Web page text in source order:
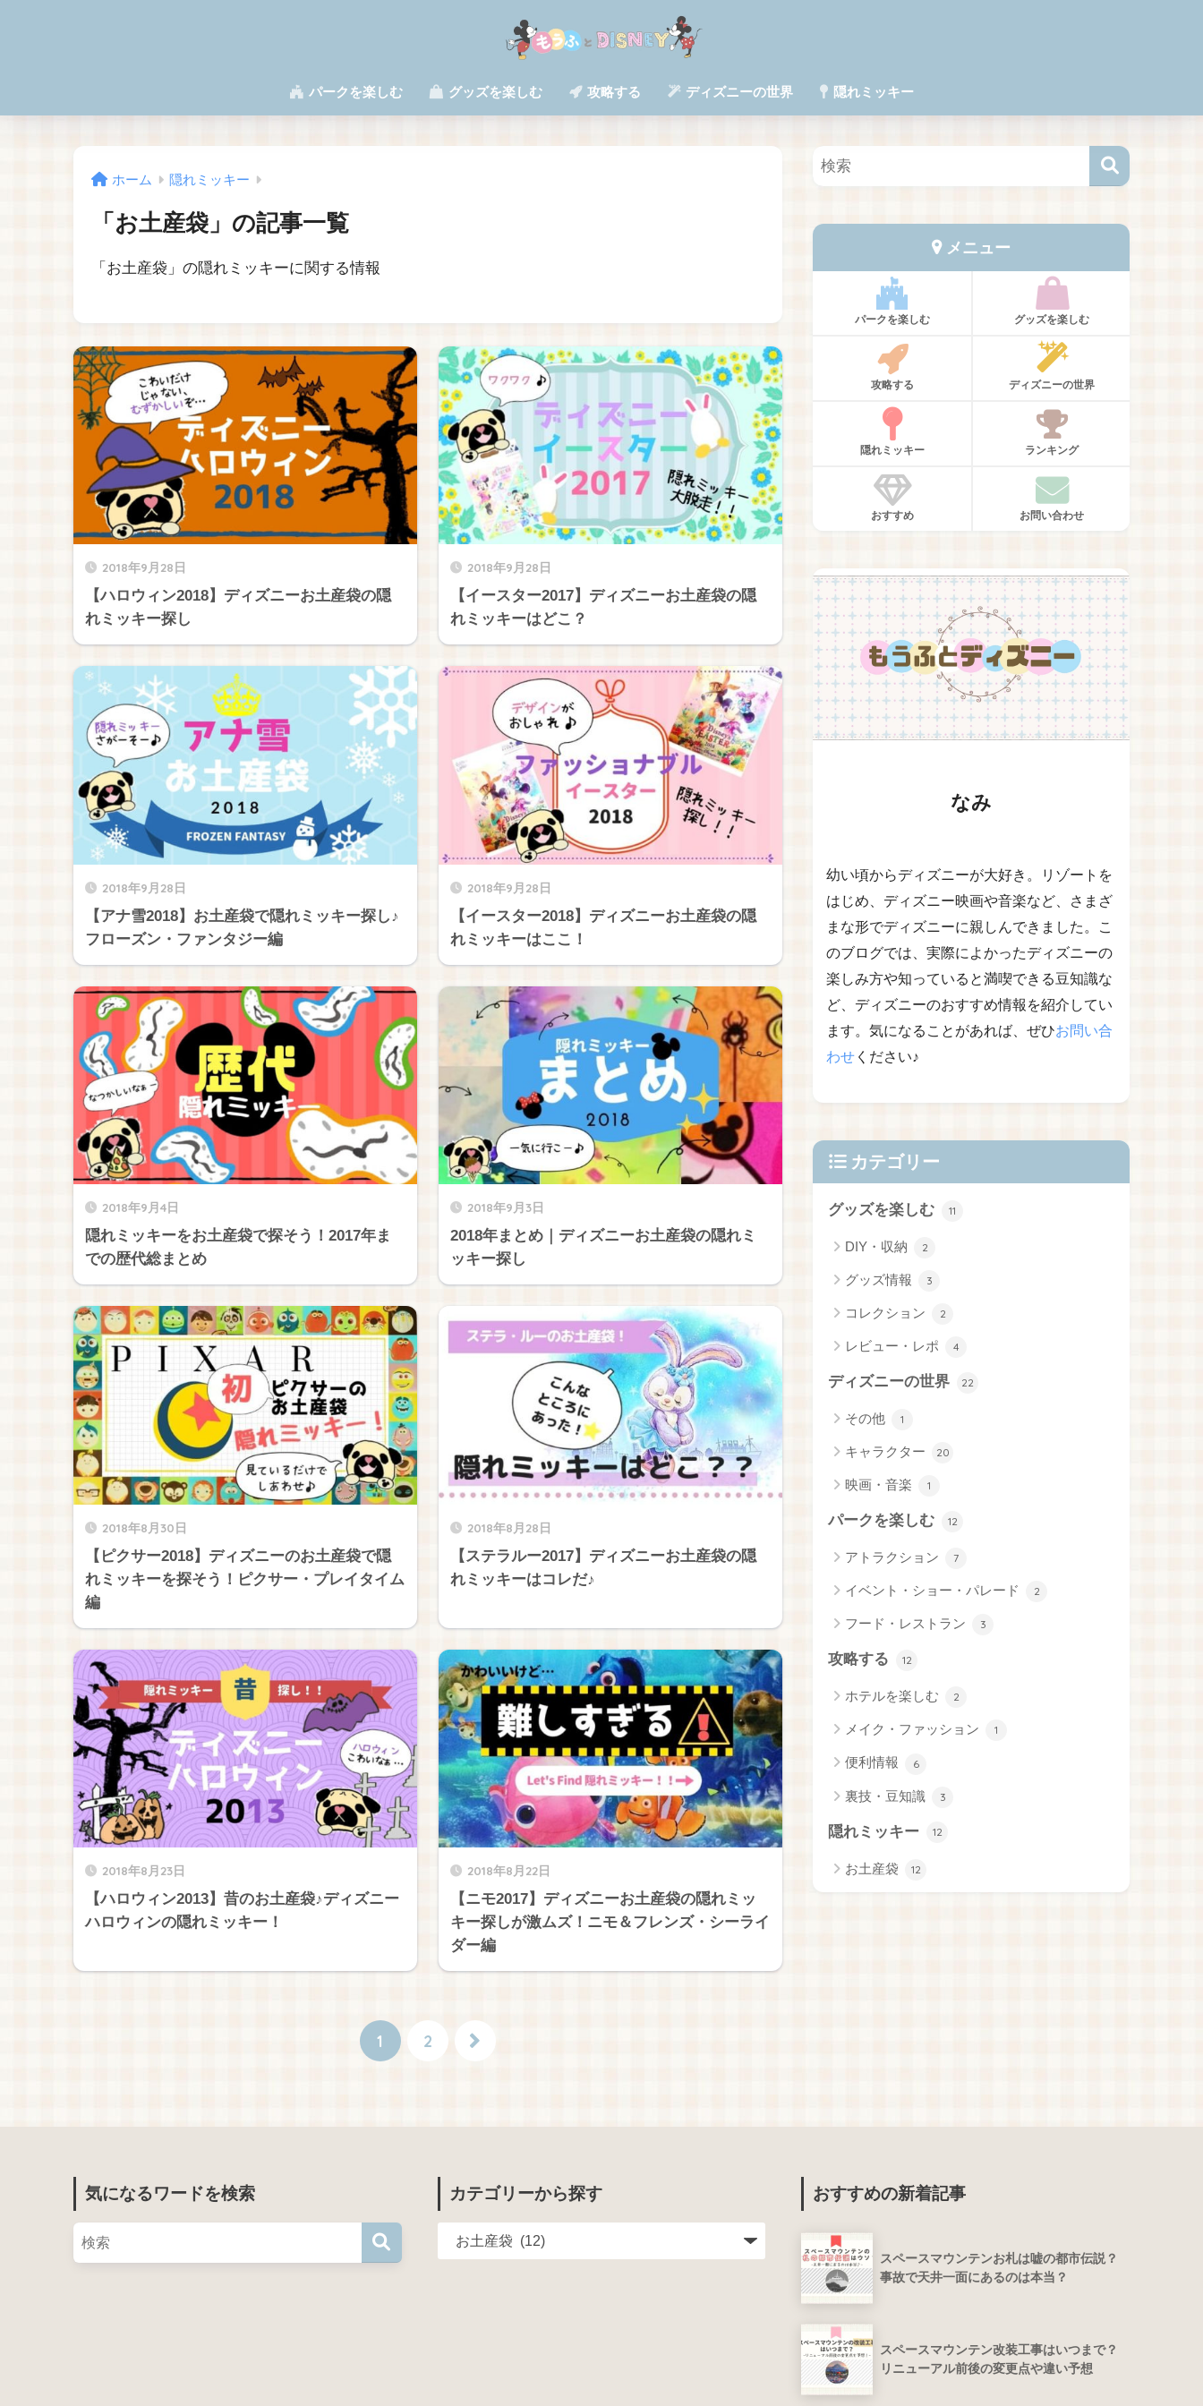
パークを楽しむ グッズを楽しむ 攻略する ディズニーの世界 隠れミッキー
ホーム 隠れミッキー
「お土産袋」の記事一覧
「お土産袋」の隠れミッキーに関する情報
2018年9月28日
【ハロウィン2018】ディズニーお土産袋の隠
れミッキー探し
2018年9月28日
【イースター2017】ディズニーお土産袋の隠
れミッキーはどこ？
2018年9月28日
【アナ雪2018】お土産袋で隠れミッキー探し♪
フローズン・ファンタジー編
2018年9月28日
【イースター2018】ディズニーお土産袋の隠
れミッキーはここ！
2018年9月4日
隠れミッキーをお土産袋で探そう！2017年ま
での歴代総まとめ
2018年9月3日
2018年まとめ｜ディズニーお土産袋の隠れミ
ッキー探し
2018年8月30日
【ピクサー2018】ディズニーのお土産袋で隠
れミッキーを探そう！ピクサー・プレイタイム
編
2018年8月28日
【ステラルー2017】ディズニーお土産袋の隠
れミッキーはコレだ♪
2018年8月23日
【ハロウィン2013】昔のお土産袋♪ディズニー
ハロウィンの隠れミッキー！
2018年8月22日
【ニモ2017】ディズニーお土産袋の隠れミッ
キー探しが激ムズ！ニモ＆フレンズ・シーライ
ダー編
1 2
メニュー
パークを楽しむ グッズを楽しむ
攻略する ディズニーの世界
隠れミッキー ランキング
おすすめ お問い合わせ
なみ
幼い頃からディズニーが大好き。リゾートを
はじめ、ディズニー映画や音楽など、さまざ
まな形でディズニーに親しんできました。こ
のブログでは、実際によかったディズニーの
楽しみ方や知っていると満喫できる豆知識な
ど、ディズニーのおすすめ情報を紹介してい
ます。気になることがあれば、ぜひお問い合
わせ ください♪
カテゴリー
グッズを楽しむ 11
DIY・収納 2
グッズ情報 3
コレクション 2
レビュー・レポ 4
ディズニーの世界 22
その他 1
キャラクター 20
映画・音楽 1
パークを楽しむ 12
アトラクション 7
イベント・ショー・パレード 2
フード・レストラン 3
攻略する 12
ホテルを楽しむ 2
メイク・ファッション 1
便利情報 6
裏技・豆知識 3
隠れミッキー 12
お土産袋 12
気になるワードを検索 カテゴリーから探す おすすめの新着記事
スペースマウンテンお札は嘘の都市伝説？
事故で天井一面にあるのは本当？
スペースマウンテン改装工事はいつまで？
リニューアル前後の変更点や違い予想